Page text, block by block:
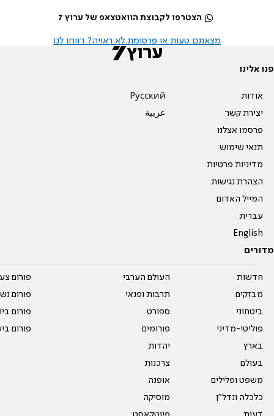
הצטרפו לקבוצת הוואטצאפ של ערוץ 7
מצאתם טעות או פרסומת לא ראויה? דווחו לנו
פנו אלינו
אודות
יצירת קשר
פרסמו אצלנו
תנאי שימוש
מדיניות פרטיות
הצהרת נגישות
המייל האדום
עברית
English
Pусский
عربية
מדורים
חדשות
מבזקים
ביטחוני
פוליטי-מדיני
בארץ
בעולם
משפט ופלילים
כלכלה ונדל"ן
העולם הערבי
תרבות ופנאי
ספורט
פורומים
יהדות
צרכנות
אופנה
מוסיקה
פורום
פורום
פורום
פורום